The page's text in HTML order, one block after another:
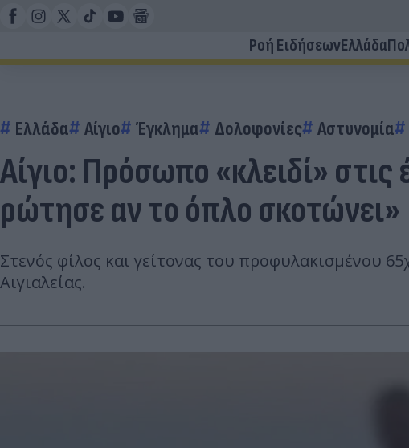
Ροή ΕιδήσεωνΕλλάδα
Ελλάδα Αίγιο Έγκλημα Δολοφονίες Αστυνομία
Αίγιο: Πρόσωπο «κλειδί»
ρώτησε αν το όπλο σκοτώνει»
Στενός φίλος και γείτονας του προφυλακισμένου
Αιγιαλείας.